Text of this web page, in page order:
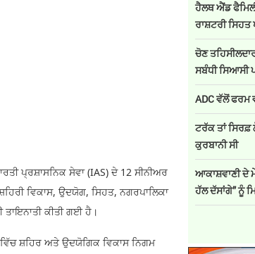
ਪ੍ਰਸ਼ਾਸਨਿਕ ਸੇਵਾ (IAS) ਦੇ 12 ਸੀਨੀਅਰ
ਵਿਕਾਸ, ਉਦਯੋਗ, ਸਿਹਤ, ਨਗਰਪਾਲਿਕਾ
ਕੀਤੀ ਗਈ ਹੈ।
ਸ਼ਹਿਰ ਅਤੇ ਉਦਯੋਗਿਕ ਵਿਕਾਸ ਨਿਗਮ
ਹੈਲਥ ਐਂਡ
ਰਾਸ਼ਟਰੀ ਸਿਹਤ
ਚੋਣ
ਸਬੰਧੀ ਸਿਆਸੀ
ADC ਵੱਲੋਂ ਫਰਮ
ਟਰੱਕ ਤਾਂ ਸਿਰਫ਼
ਕੁਰਬਾਨੀ ਸੀ
ਆਕਾਸ਼ਵਾਣੀ ਦੇ
ਹੱਲ ਦੱਸਾਂਗੇ” ਨੂੰ